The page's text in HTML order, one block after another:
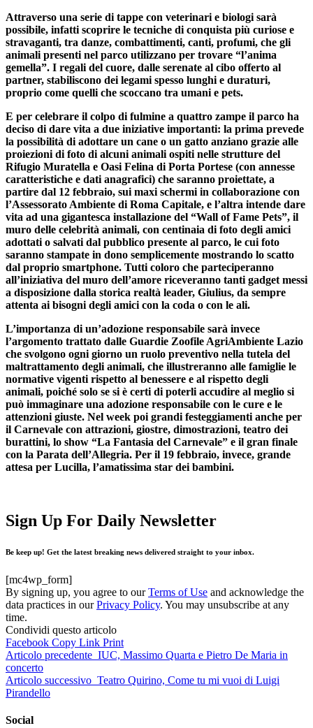
Attraverso una serie di tappe con veterinari e biologi sarà
possibile, infatti scoprire le tecniche di conquista più curiose e
stravaganti, tra danze, combattimenti, canti, profumi, che gli
animali presenti nel parco utilizzano per trovare “l’anima
gemella”. I regali del cuore, dalle serenate al cibo offerto al
partner, stabiliscono dei legami spesso lunghi e duraturi,
proprio come quelli che scoccano tra umani e pets.
E per celebrare il colpo di fulmine a quattro zampe il parco ha
deciso di dare vita a due iniziative importanti: la prima prevede
la possibilità di adottare un cane o un gatto anziano grazie alle
proiezioni di foto di alcuni animali ospiti nelle strutture del
Rifugio Muratella e Oasi Felina di Porta Portese (con annesse
caratteristiche e dati anagrafici) che saranno proiettate, a
partire dal 12 febbraio, sui maxi schermi in collaborazione con
l’Assessorato Ambiente di Roma Capitale, e l’altra intende dare
vita ad una gigantesca installazione del “Wall of Fame Pets”, il
muro delle celebrità animali, con centinaia di foto degli amici
adottati o salvati dal pubblico presente al parco, le cui foto
saranno stampate in dono semplicemente mostrando lo scatto
dal proprio smartphone. Tutti coloro che parteciperanno
all’iniziativa del muro dell’amore riceveranno tanti gadget messi
a disposizione dalla storica realtà leader, Giulius, da sempre
attenta ai bisogni degli amici con la coda o con le ali.
L’importanza di un’adozione responsabile sarà invece
l’argomento trattato dalle Guardie Zoofile AgriAmbiente Lazio
che svolgono ogni giorno un ruolo preventivo nella tutela del
maltrattamento degli animali, che illustreranno alle famiglie le
normative vigenti rispetto al benessere e al rispetto degli
animali, poiché solo se si è certi di poterli accudire al meglio si
può immaginare una adozione responsabile con le cure e le
attenzioni giuste. Nel week poi grandi festeggiamenti anche per
il Carnevale con attrazioni, giostre, dimostrazioni, teatro dei
burattini, lo show “La Fantasia del Carnevale” e il gran finale
con la Parata dell’Allegria. Per il 19 febbraio, invece, grande
attesa per Lucilla, l’amatissima star dei bambini.
Sign Up For Daily Newsletter
Be keep up! Get the latest breaking news delivered straight to your inbox.
[mc4wp_form]
By signing up, you agree to ourTerms of Use and acknowledge the
data practices in ourPrivacy Policy. You may unsubscribe at any
time.
Condividi questo articolo
Facebook Copy Link Print
Articolo precedente IUC, Massimo Quarta e Pietro De Maria in
concerto
Articolo successivo Teatro Quirino, Come tu mi vuoi di Luigi
Pirandello
Social